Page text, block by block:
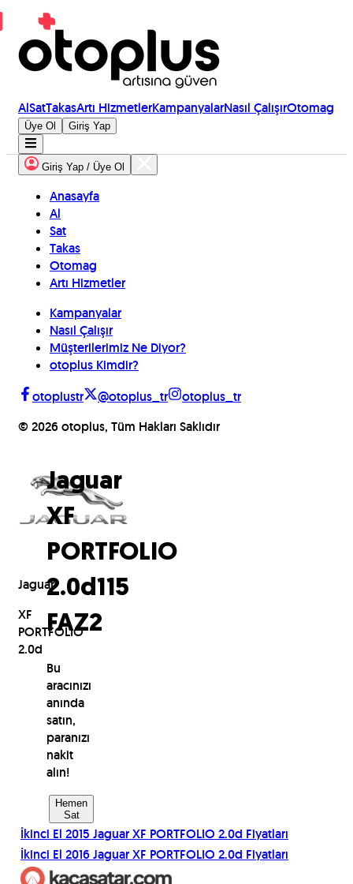
AlSatTakasArtı HizmetlerKampanyalarNasıl ÇalışırOtomag
Üye Ol Giriş Yap
Giriş Yap / Üye Ol
Anasayfa
Al
Sat
Takas
Otomag
Artı Hizmetler
Kampanyalar
Nasıl Çalışır
Müşterilerimiz Ne Diyor?
otoplus Kimdir?
otoplustr
@otoplus_tr
otoplus_tr
© 2026 otoplus, Tüm Hakları Saklıdır
Jaguar
XF
PORTFOLIO
2.0d
Jaguar
XF
PORTFOLIO
2.0d115
FAZ2
Bu
aracınızı
anında
satın,
paranızı
nakit
alın!
Hemen
Sat
İkinci El 2015 JaguarXF PORTFOLIO 2.0d Fiyatları
İkinci El 2016 JaguarXF PORTFOLIO 2.0d Fiyatları